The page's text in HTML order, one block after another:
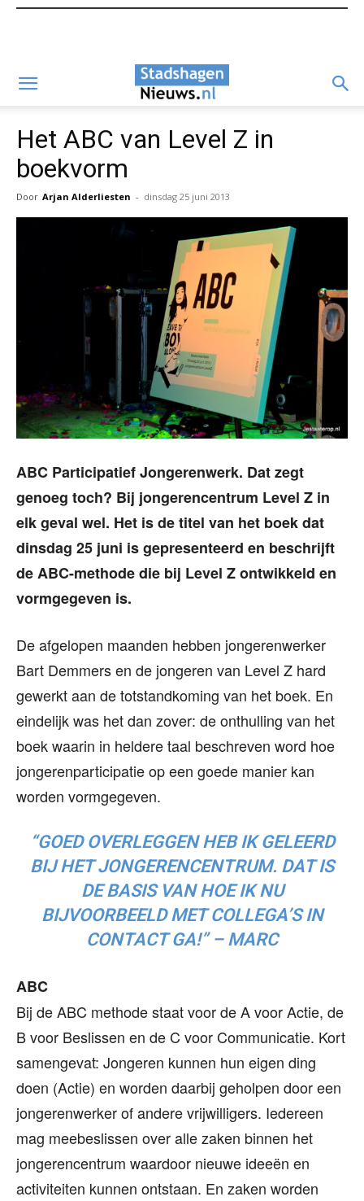
Het ABC van Level Z in
boekvorm
Door Arjan Alderliesten - dinsdag 25 juni 2013
ABC Participatief Jongerenwerk. Dat zegt
genoeg toch? Bij jongerencentrum Level Z in
elk geval wel. Het is de titel van het boek dat
dinsdag 25 juni is gepresenteerd en beschrijft
de ABC-methode die bij Level Z ontwikkeld en
vormgegeven is.
De afgelopen maanden hebben jongerenwerker
Bart Demmers en de jongeren van Level Z hard
gewerkt aan de totstandkoming van het boek. En
eindelijk was het dan zover: de onthulling van het
boek waarin in heldere taal beschreven word hoe
jongerenparticipatie op een goede manier kan
worden vormgegeven.
“GOED OVERLEGGEN HEB IK GELEERD
BIJ HET JONGERENCENTRUM. DAT IS
DE BASIS VAN HOE IK NU
BIJVOORBEELD MET COLLEGA’S IN
CONTACT GA!” – MARC
ABC
Bij de ABC methode staat voor de A voor Actie, de
B voor Beslissen en de C voor Communicatie. Kort
samengevat: Jongeren kunnen hun eigen ding
doen (Actie) en worden daarbij geholpen door een
jongerenwerker of andere vrijwilligers. Iedereen
mag meebeslissen over alle zaken binnen het
jongerencentrum waardoor nieuwe ideeën en
activiteiten kunnen ontstaan. En zaken worden